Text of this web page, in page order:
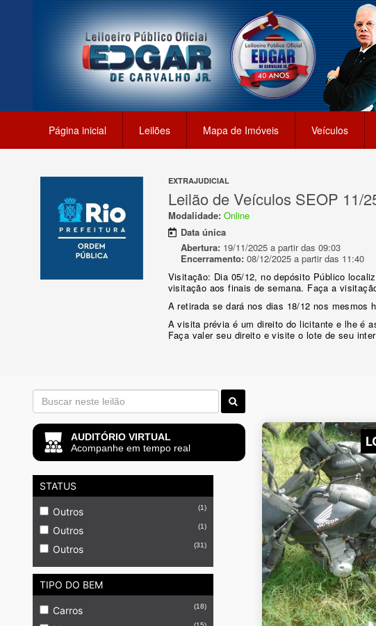
Página inicial Leilões Mapa de Imóveis Veículos
EXTRAJUDICIAL
Leilão de Veículos SEOP 11/
Modalidade: Online
Data única
Abertura:19/11/2025 a partir das 09:03
Encerramento:08/12/2025 a partir das 11:40
Visitação: Dia 05/12, no depósito Público
visitação aos finais de semana. Faça a
A retirada se dará nos dias 18/12 nos
A visita prévia é um direito do licitante e lhe é
Faça valer seu direito e visite o lote de seu
AUDITÓRIO VIRTUAL
Acompanhe em tempo real
STATUS
Outros (1)
Outros (1)
Outros (31)
TIPO DO BEM
Carros (18)